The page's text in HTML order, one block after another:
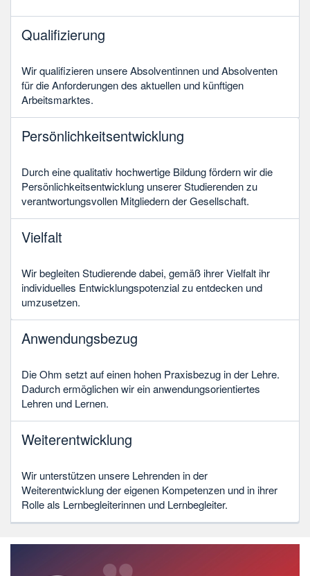
Qualifizierung
Wir qualifizieren unsere Absolventinnen und Absolventen
für die Anforderungen des aktuellen und künftigen
Arbeitsmarktes.
Persönlichkeitsentwicklung
Durch eine qualitativ hochwertige Bildung fördern wir die
Persönlichkeitsentwicklung unserer Studierenden zu
verantwortungsvollen Mitgliedern der Gesellschaft.
Vielfalt
Wir begleiten Studierende dabei, gemäß ihrer Vielfalt ihr
individuelles Entwicklungspotenzial zu entdecken und
umzusetzen.
Anwendungsbezug
Die Ohm setzt auf einen hohen Praxisbezug in der Lehre.
Dadurch ermöglichen wir ein anwendungsorientiertes
Lehren und Lernen.
Weiterentwicklung
Wir unterstützen unsere Lehrenden in der
Weiterentwicklung der eigenen Kompetenzen und in ihrer
Rolle als Lernbegleiterinnen und Lernbegleiter.